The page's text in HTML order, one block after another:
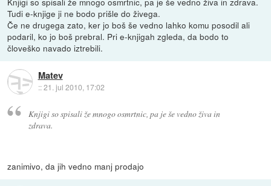
Tudi e-knjige ji ne bodo prišle do živega.
Če ne drugega zato, ker jo boš še vedno lahko komu posodil ali
podaril, ko jo boš prebral. Pri e-knjigah zgleda, da bodo to
človeško navado iztrebili.
Matev
::21. jul 2010, 17:02
Knjigi so spisali že mnogo osmrtnic, pa je še vedno živa in
zdrava.
zanimivo, da jih vedno manj prodajo